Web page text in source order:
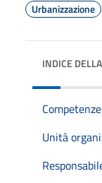
Urbanizzazione
INDICE
Competenze
Unità